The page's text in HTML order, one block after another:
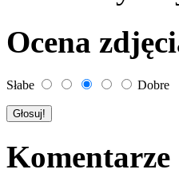
Ocena
Słabe Dobre
Komentarze